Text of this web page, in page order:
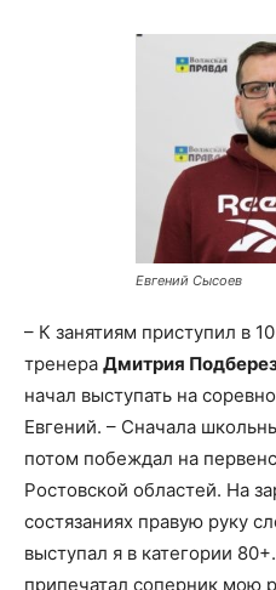
Евгений Сысоев
– К занятиям приступил в
тренера Дмитрия
начал выступать на
Евгений. – Сначала
потом побеждал на
Ростовской областей. На
состязаниях правую руку
выступал я в категории
припечатал соперник мою